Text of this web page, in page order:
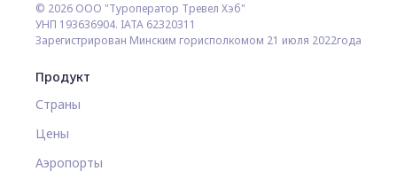
© 2026 ООО "Туроператор Тревел Хэб"
УНП 193636904. IATA 62320311
Зарегистрирован Минским горисполкомом 21 июля 2022года
Продукт
Страны
Цены
Аэропорты